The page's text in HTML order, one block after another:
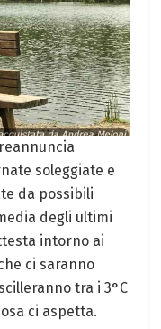
soleggiate e
da possibili
degli ultimi
intorno ai
ci saranno
tra i 3°C
ci aspetta.